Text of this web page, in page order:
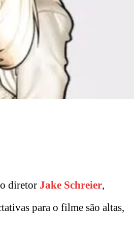
diretor Jake Schreier,
para o filme são altas,